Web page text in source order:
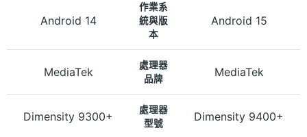
Android 14
作業系
統與版
本
Android 15
MediaTek
處理器
品牌
MediaTek
Dimensity 9300+
處理器
型號
Dimensity 9400+